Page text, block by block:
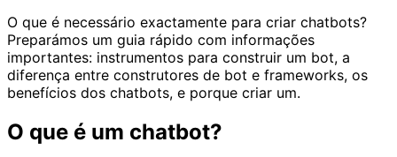
O que é necessário exactamente para criar chatbots?
Preparámos um guia rápido com informações
importantes: instrumentos para construir um bot, a
diferença entre construtores de bot e frameworks, os
benefícios dos chatbots, e porque criar um.
O que é um chatbot?